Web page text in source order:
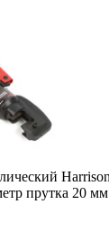
прутка 20 мм